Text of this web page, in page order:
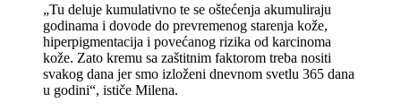
„Tu deluje kumulativno te se oštećenja akumuliraju
godinama i dovode do prevremenog starenja kože,
hiperpigmentacija i povećanog rizika od karcinoma
kože. Zato kremu sa zaštitnim faktorom treba nositi
svakog dana jer smo izloženi dnevnom svetlu 365 dana
u godini“, ističe Milena.